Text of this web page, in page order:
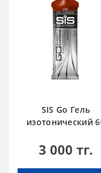
SIS Go Гель
изотонический
Кола
3 000 тг.